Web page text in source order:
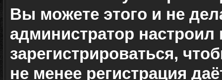
Вы можете этого и не
администратор
зарегистрироваться,
не менее регистрация